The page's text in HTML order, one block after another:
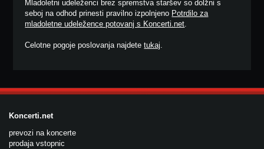
Mladoletni udeleženci brez spremstva staršev so dolžni s
seboj na odhod prinesti pravilno izpolnjeno Potrdilo za
mladoletne udeležence potovanj s Koncerti.net.
Celotne pogoje poslovanja najdetetukaj.
Koncerti.net
prevozi na koncerte
prodaja vstopnic